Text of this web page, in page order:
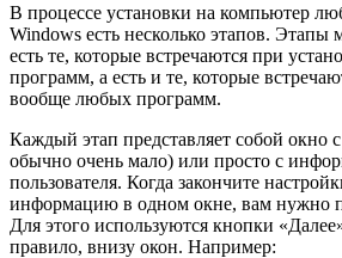
В процессе установки на компьютер
Windows есть несколько этапов. Этапы
есть те, которые встречаются при
программ, а есть и те, которые
вообще любых программ.
Каждый этап представляет собой окно
обычно очень мало) или просто с
пользователя. Когда закончите
информацию в одном окне, вам нужно
Для этого используются кнопки
правило, внизу окон. Например: